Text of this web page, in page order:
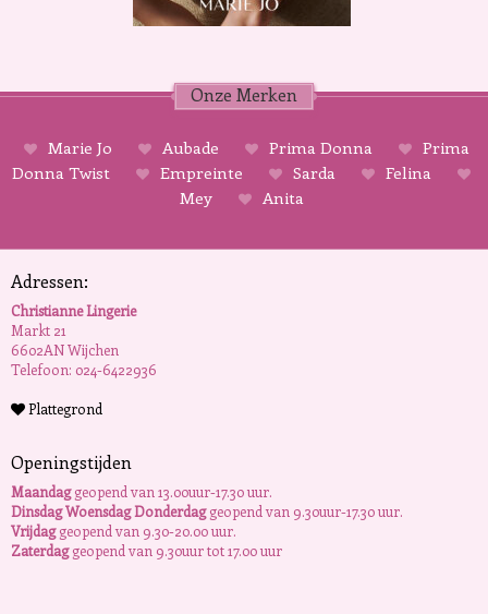
Onze Merken
Marie Jo Aubade Prima Donna
Prima
Donna Twist
Empreinte Sarda
Felina
Mey
Anita
Adressen:
Christianne Lingerie
Markt 21
6602AN Wijchen
Telefoon: 024-6422936
Plattegrond
Openingstijden
Maandaggeopend van 13.00uur-17.30 uur.
Dinsdag Woensdag Donderdaggeopend van 9.30uur-17.30 uur.
Vrijdaggeopend van 9.30-20.00 uur.
Zaterdaggeopend van 9.30uur tot 17.00 uur